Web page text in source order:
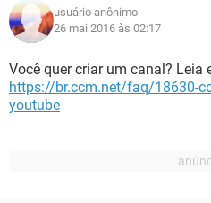
usuário anônimo
26 mai 2016 às 02:17
Você quer criar um canal? Leia
https://br.ccm.net/faq/18630-
youtube